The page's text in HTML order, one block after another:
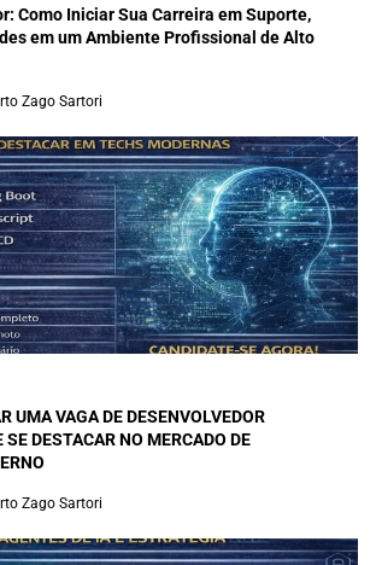
Como Iniciar Sua Carreira em Suporte,
em um Ambiente Profissional de Alto
Zago Sartori
UMA VAGA DE DESENVOLVEDOR
DESTACAR NO MERCADO DE
Zago Sartori